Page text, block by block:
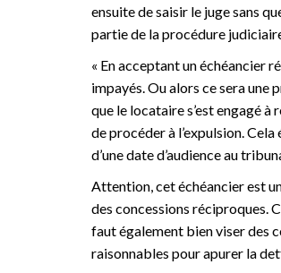
ensuite de saisir le juge sans
partie de la procédure
« En acceptant un échéancier
impayés. Ou alors ce sera une
que le locataire s’est engagé
de procéder à l’expulsion.
d’une date d’audience au
Attention, cet échéancier est
des concessions réciproques.
faut également bien viser des
raisonnables pour apurer la